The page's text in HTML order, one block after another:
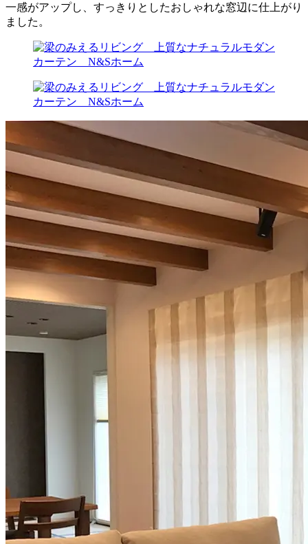
一感がアップし、すっきりとしたおしゃれな窓辺に仕上がり
ました。